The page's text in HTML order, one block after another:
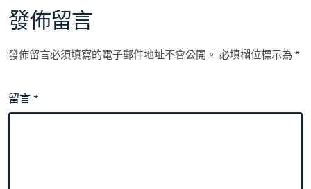
發佈留言
發佈留言必須填寫的電子郵件地址不會公開。 必填欄位標示為*
留言*